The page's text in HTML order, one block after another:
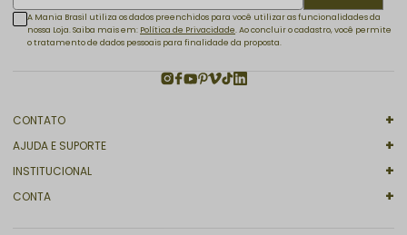
CONTATO
AJUDA E SUPORTE
INSTITUCIONAL
CONTA
A Mania Brasil utiliza os dados preenchidos para você utilizar as funcionalidades da
nossa Loja. Saiba mais em: Política de Privacidade. Ao concluir o cadastro, você permite
o tratamento de dados pessoais para finalidade da proposta.